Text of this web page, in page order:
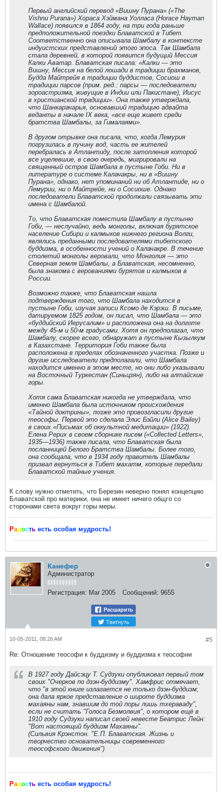
Первый английский перевод «Вишну Пурана» («The
Vishnu Purana») Хораса Хэймана Уолласа (Horace Hayman
Wallace) появился в 1864 году, на три года раньше
предположительной поездки Блаватской в Тибет.
Соответственно она описывала Шамбалу в контексте
индуистских представлений этого эпоса. Так Шамбала
стала деревней, в которой появится будущий Мессия
Калки Аватар. Блаватская писала: «Калки — это
Вишну, Мессия на белой лошади в традиции брахманов,
Будда Майтрейя в традиции буддистов, Сосиош в
традиции парсов (прим. ред.: парсы — последователи
зороастризма, живущие в Индии или Пакистане), Иисус
в христианской традиции». Она также утверждала,
что Шанкарачарья, основавший традицию адвайта
веданты в начале IX века, «все еще живет среди
братства Шамбалы, за Гималаями».
В другом отрывке она писала, что, когда Лемурия
погрузилась в пучину вод, часть ее жителей
перебралась в Атлантиду, после затопления которой
все уцелевшие, в свою очередь, мигрировали на
священный остров Шамбала в пустыне Гоби. Ни в
литературе о системе Калачакры, ни в «Вишну
Пурана», однако, нет упоминаний ни об Атлантиде, ни о
Лемурии, ни о Майтрейе, ни о Сосиоше. Однако
последователи Блаватской продолжали связывать эти
имена с Шамбалой.
То, что Блаватская поместила Шамбалу в пустыню
Гоби, — неслучайно, ведь монголы, включая бурятское
население Сибири и калмыков нижнего региона Волги,
являлись преданными последователями тибетского
буддизма, в особенности учений о Калачакре. В течение
столетий монголы веровали, что Монголия — это
Северная земля Шамбалы, а Блаватская, несомненно,
была знакома с верованиями бурятов и калмыков в
России.
Возможно также, что Блаватская нашла
подтверждения того, что Шамбала находится в
пустыне Гоби, изучая записи Ксомо де Кэрэш. В письме,
датируемом 1825 годом, он писал, что Шамбала — это
«буддийский Иерусалим» и расположена она на долготе
между 45-м и 50-м градусами. Хотя он предполагал, что
Шамбалу, скорее всего, обнаружат в пустыне Кызылкум
в Казахстане. Территория Гоби также была
расположена в пределах обозначенного участка. Позже и
другие исследователи предполагали, что Шамбала
находится именно в этом месте, но они либо указывали
на Восточный Туркестан (Синьцзян), либо на алтайские
горы.
Хотя сама Блаватская никогда не утверждала, что
именно Шамбала была источником происхождения
«Тайной доктрины», позже это провозгласили другие
теософы. Первой это сделала Элис Бэйли (Alice Bailey)
в своих «Письмах об оккультной медитации» (1922).
Елена Рерих в своем сборнике писем («Collected Letters»,
1935—1936) также писала, что Блаватская была
посланницей Белого Братства Шамбалы. Более того,
она сообщала, что в 1934 году правитель Шамбалы
призвал вернуться в Тибет махатм, которые передали
Блаватской тайные учения.
К слову нужно отметить, что Березин неверно понял концепцию
Блаватской про материки, она не имеет ничего общго со
сторонами света вокруг горы меры.
Радость есть особая мудрость!
Канефер
Администратор
Регистрация: Mar 2005 Сообщений: 9655
Расшарить
Твитнуть
#5
10-05-2011, 08:26 AM
Re: Отношение теософи к буддизму и буддизма к теософии
В 1927 году Дайсэцу Т. Судзуки опубликовал первый том
своих "Очерков по дзэн-буддизму". Хамфрис отмечает,
что "в этой книге излагается не только дзэн-буддизм;
она дала яркое представление о широте буддизма
махаяны нам, знавшим до той поры лишь тхераваду",
если не считать "Голоса Безмолвия", о котором ещё в
1910 году Судзуки написал своей невесте Беатрис Лейн:
"Вот настоящий буддизм Махаяны".
(Сильвия Крэнстон. "Е.П. Блаватская. Жизнь и
творчество основательницы современного
теософского движения")
Радость есть особая мудрость!